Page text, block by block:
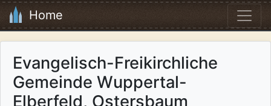
Home
Evangelisch-Freikirchliche
Gemeinde Wuppertal-
Elberfeld, Ostersbaum